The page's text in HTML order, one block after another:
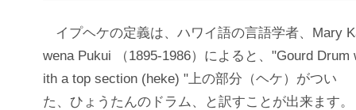
イプヘケの定義は、ハワイ語の言語学者、Mary
wena Pukui （1895-1986）によると、"Gourd Drum
ith a top section (heke) "上の部分（ヘケ）がつい
た、ひょうたんのドラム、と訳すことが出来ます。